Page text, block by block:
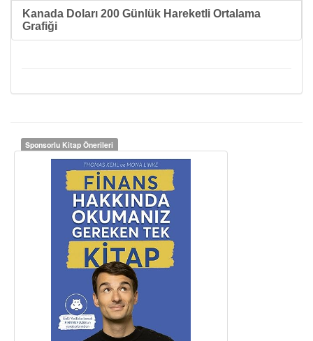
Kanada Doları 200 Günlük Hareketli Ortalama
Grafiği
Sponsorlu Kitap Önerileri